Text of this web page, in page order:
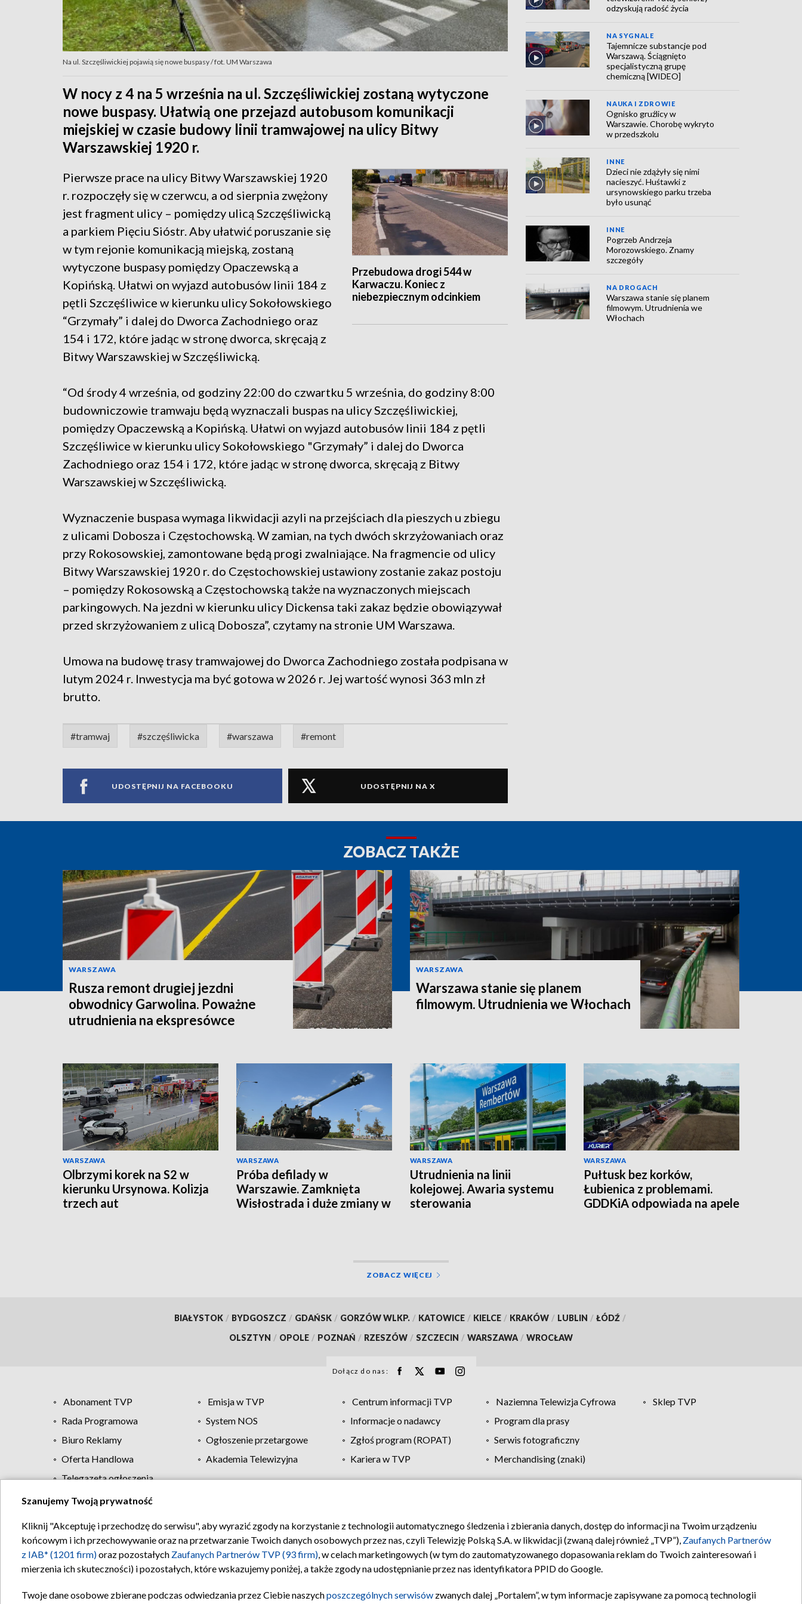
Na ul. Szczęśliwickiej pojawią się nowe buspasy / fot. UM Warszawa
W nocy z 4 na 5 września na ul. Szczęśliwickiej zostaną wytyczone
nowe buspasy. Ułatwią one przejazd autobusom komunikacji
miejskiej w czasie budowy linii tramwajowej na ulicy Bitwy
Warszawskiej 1920 r.
Przebudowa drogi 544 w
Karwaczu. Koniec z
niebezpiecznym odcinkiem
Pierwsze prace na ulicy Bitwy Warszawskiej 1920
r. rozpoczęły się w czerwcu, a od sierpnia zwężony
jest fragment ulicy – pomiędzy ulicą Szczęśliwicką
a parkiem Pięciu Sióstr. Aby ułatwić poruszanie się
w tym rejonie komunikacją miejską, zostaną
wytyczone buspasy pomiędzy Opaczewską a
Kopińską. Ułatwi on wyjazd autobusów linii 184 z
pętli Szczęśliwice w kierunku ulicy Sokołowskiego
“Grzymały” i dalej do Dworca Zachodniego oraz
154 i 172, które jadąc w stronę dworca, skręcają z
Bitwy Warszawskiej w Szczęśliwicką.
“Od środy 4 września, od godziny 22:00 do czwartku 5 września, do godziny 8:00
budowniczowie tramwaju będą wyznaczali buspas na ulicy Szczęśliwickiej,
pomiędzy Opaczewską a Kopińską. Ułatwi on wyjazd autobusów linii 184 z pętli
Szczęśliwice w kierunku ulicy Sokołowskiego "Grzymały” i dalej do Dworca
Zachodniego oraz 154 i 172, które jadąc w stronę dworca, skręcają z Bitwy
Warszawskiej w Szczęśliwicką.
Wyznaczenie buspasa wymaga likwidacji azyli na przejściach dla pieszych u zbiegu
z ulicami Dobosza i Częstochowską. W zamian, na tych dwóch skrzyżowaniach oraz
przy Rokosowskiej, zamontowane będą progi zwalniające. Na fragmencie od ulicy
Bitwy Warszawskiej 1920 r. do Częstochowskiej ustawiony zostanie zakaz postoju
– pomiędzy Rokosowską a Częstochowską także na wyznaczonych miejscach
parkingowych. Na jezdni w kierunku ulicy Dickensa taki zakaz będzie obowiązywał
przed skrzyżowaniem z ulicą Dobosza”, czytamy na stronie UM Warszawa.
Umowa na budowę trasy tramwajowej do Dworca Zachodniego została podpisana w
lutym 2024 r. Inwestycja ma być gotowa w 2026 r. Jej wartość wynosi 363 mln zł
brutto.
#tramwaj #szczęśliwicka #warszawa #remont
UDOSTĘPNIJ NA FACEBOOKU UDOSTĘPNIJ NA X
odzyskują radość życia
NA SYGNALE
Tajemnicze substancje pod
Warszawą. Ściągnięto
specjalistyczną grupę
chemiczną [WIDEO]
NAUKA I ZDROWIE
Ognisko gruźlicy w
Warszawie. Chorobę wykryto
w przedszkolu
INNE
Dzieci nie zdążyły się nimi
nacieszyć. Huśtawki z
ursynowskiego parku trzeba
było usunąć
INNE
Pogrzeb Andrzeja
Morozowskiego. Znamy
szczegóły
NA DROGACH
Warszawa stanie się planem
filmowym. Utrudnienia we
Włochach
ZOBACZ TAKŻE
WARSZAWA
Rusza remont drugiej jezdni
obwodnicy Garwolina. Poważne
utrudnienia na ekspresówce
WARSZAWA
Warszawa stanie się planem
filmowym. Utrudnienia we Włochach
WARSZAWA
Olbrzymi korek na S2 w
kierunku Ursynowa. Kolizja
trzech aut
WARSZAWA
Próba defilady w
Warszawie. Zamknięta
Wisłostrada i duże zmiany w
WARSZAWA
Utrudnienia na linii
kolejowej. Awaria systemu
sterowania
WARSZAWA
Pułtusk bez korków,
Łubienica z problemami.
GDDKiA odpowiada na apele
ZOBACZ WIĘCEJ
BIAŁYSTOK / BYDGOSZCZ / GDAŃSK / GORZÓW WLKP. / KATOWICE / KIELCE / KRAKÓW / LUBLIN / ŁÓDŹ /
OLSZTYN / OPOLE / POZNAŃ / RZESZÓW / SZCZECIN / WARSZAWA / WROCŁAW
Dołącz do nas:
Abonament TVP Emisja w TVP Centrum informacji TVP Naziemna Telewizja Cyfrowa
Sklep TVP
Rada Programowa
System NOS Informacje o nadawcy
Program dla prasy
Biuro Reklamy
Ogłoszenie przetargowe Zgłoś program (ROPAT)
Serwis fotograficzny
Oferta Handlowa
Akademia Telewizyjna Kariera w TVP
Merchandising (znaki)
Telegazeta ogłoszenia
Regulamin TVP Polityka prywatności Moje zgody Pomoc Biuro reklamy Kontakt
Szanujemy Twoją prywatność
Kliknij "Akceptuję i przechodzę do serwisu", aby wyrazić zgody na korzystanie z technologii automatycznego śledzenia i zbierania danych, dostęp do informacji na Twoim urządzeniu
końcowym i ich przechowywanie oraz na przetwarzanie Twoich danych osobowych przez nas, czyli Telewizję Polską S.A. w likwidacji (zwaną dalej również „TVP”), Zaufanych Partnerów
z IAB* (1201 firm)oraz pozostałych Zaufanych Partnerów TVP (93 firm), w celach marketingowych (w tym do zautomatyzowanego dopasowania reklam do Twoich zainteresowań i
mierzenia ich skuteczności) i pozostałych, które wskazujemy poniżej, a także zgody na udostępnianie przez nas identyfikatora PPID do Google.
Twoje dane osobowe zbierane podczas odwiedzania przez Ciebie naszychposzczególnych serwisów zwanych dalej „Portalem”, w tym informacje zapisywane za pomocą technologii